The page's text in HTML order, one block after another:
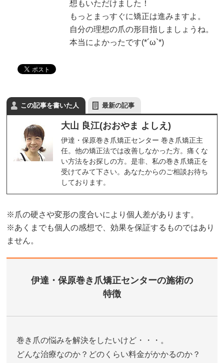
想もいただけました！
もっとまっすぐに矯正は進みますよ。
自分の理想の爪の形目指しましょうね。
本当によかったです(*´ω`*)
この記事を書いた人 最新の記事
大山 良江(おおやま よしえ)
伊達・保原巻き爪矯正センター 巻き爪矯正主
任。他の矯正法では改善しなかった方。痛くな
い方法をお探しの方。是非、私の巻き爪矯正を
受けてみて下さい。あなたからのご相談お待ち
しております。
※爪の硬さや変形の度合いにより個人差があります。
※あくまでも個人の感想で、効果を保証するものではあり
ません。
伊達・保原巻き爪矯正センターの施術の
特徴
巻き爪の悩みを解決をしたいけど・・・。
どんな治療なのか？どのくらい料金がかかるのか？